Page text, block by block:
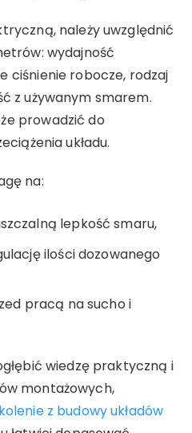
należy uwzględnić
wydajność
ciśnienie robocze, rodzaj
z używanym smarem.
prowadzić do
układu.
na:
lepkość smaru,
ilości dozowanego
pracą na sucho i
wiedzę praktyczną i
montażowych,
z budowy układów